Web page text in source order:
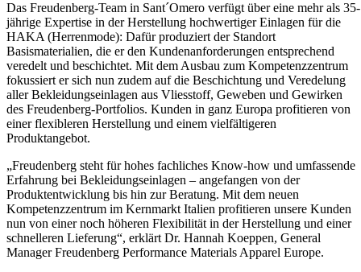
Das Freudenberg-Team in Sant´Omero verfügt über eine mehr als 35-
jährige Expertise in der Herstellung hochwertiger Einlagen für die
HAKA (Herrenmode): Dafür produziert der Standort
Basismaterialien, die er den Kundenanforderungen entsprechend
veredelt und beschichtet. Mit dem Ausbau zum Kompetenzzentrum
fokussiert er sich nun zudem auf die Beschichtung und Veredelung
aller Bekleidungseinlagen aus Vliesstoff, Geweben und Gewirken
des Freudenberg-Portfolios. Kunden in ganz Europa profitieren von
einer flexibleren Herstellung und einem vielfältigeren
Produktangebot.
„Freudenberg steht für hohes fachliches Know-how und umfassende
Erfahrung bei Bekleidungseinlagen – angefangen von der
Produktentwicklung bis hin zur Beratung. Mit dem neuen
Kompetenzzentrum im Kernmarkt Italien profitieren unsere Kunden
nun von einer noch höheren Flexibilität in der Herstellung und einer
schnelleren Lieferung“, erklärt Dr. Hannah Koeppen, General
Manager Freudenberg Performance Materials Apparel Europe.